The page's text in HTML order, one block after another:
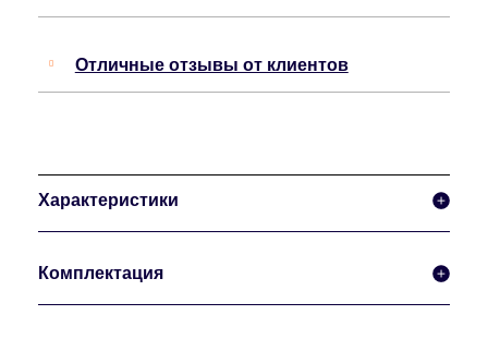
Отличные отзывы от клиентов
Характеристики
Комплектация